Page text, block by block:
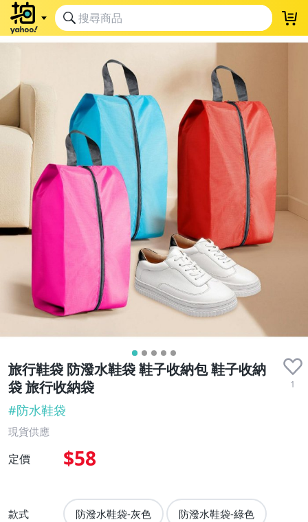
旅行鞋袋 防潑水鞋袋 鞋子收納包 鞋子收納
袋 旅行收納袋
1
#防水鞋袋
現貨供應
定價 $58
款式 防潑水鞋袋-灰色 防潑水鞋袋-綠色